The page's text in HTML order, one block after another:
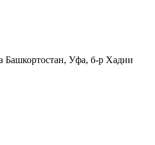
Башкортостан, Уфа, б-р Хадии